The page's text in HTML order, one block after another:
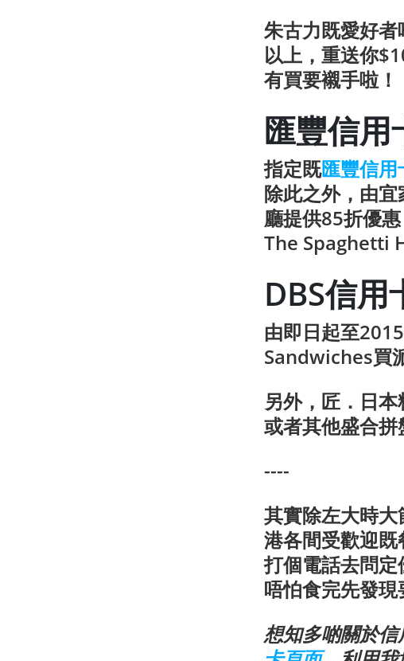
朱古力既愛好
以上，重送你
有買要襯手啦！
匯豐信用
指定既匯豐信用
除此之外，由
廳提供85折優
The Spaghetti
DBS信用
由即日起至
Sandwiches買
另外，匠．日
或者其他盛合拼
----
其實除左大時
港各間受歡迎
打個電話去問
唔怕食完先發現
想知多啲關於